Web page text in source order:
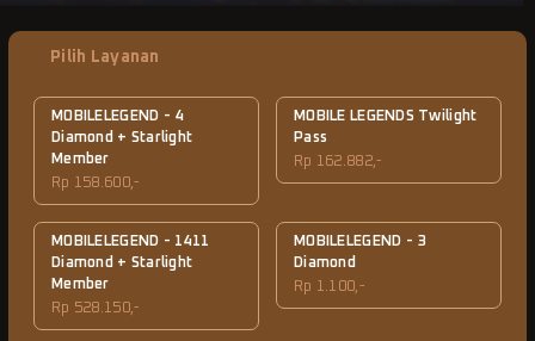
Pilih Layanan
MOBILELEGEND - 4
Diamond + Starlight
Member
Rp 158.600,-
MOBILE LEGENDS Twilight
Pass
Rp 162.882,-
MOBILELEGEND - 1411
Diamond + Starlight
Member
Rp 528.150,-
MOBILELEGEND - 3
Diamond
Rp 1.100,-